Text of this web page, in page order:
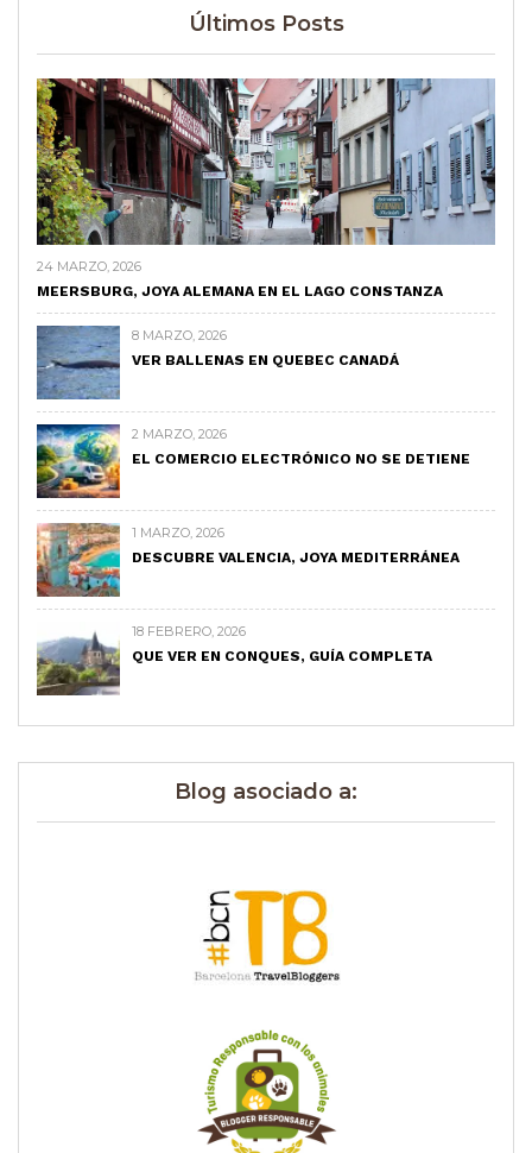
Últimos Posts
24 MARZO, 2026
MEERSBURG, JOYA ALEMANA EN EL LAGO CONSTANZA
8 MARZO, 2026
VER BALLENAS EN QUEBEC CANADÁ
2 MARZO, 2026
EL COMERCIO ELECTRÓNICO NO SE DETIENE
1 MARZO, 2026
DESCUBRE VALENCIA, JOYA MEDITERRÁNEA
18 FEBRERO, 2026
QUE VER EN CONQUES, GUÍA COMPLETA
Blog asociado a: